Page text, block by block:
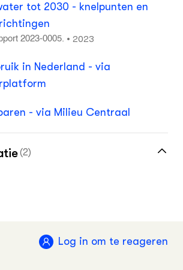
tot 2030 - knelpunten en
2023-0005. • 2023
in Nederland - via
- via Milieu Centraal
(2)
Log in om te reageren